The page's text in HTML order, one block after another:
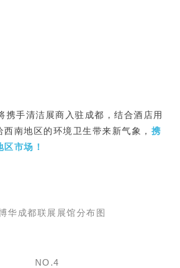
携手清洁展商入驻成都，结合酒店用
南地区的环境卫生带来新气象， 携
市场！
华成都联展展馆分布图
NO.4